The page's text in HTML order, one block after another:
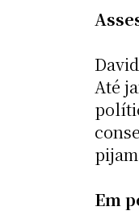
Até
Em